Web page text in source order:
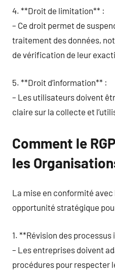
4. **Droit de limitation** :
– Ce droit permet de
traitement des données,
de vérification de leur
5. **Droit d’information** :
– Les utilisateurs doivent
claire sur la collecte et
Comment le
les
La mise en conformité avec
opportunité stratégique
1. **Révision des
– Les entreprises doivent
procédures pour respecter